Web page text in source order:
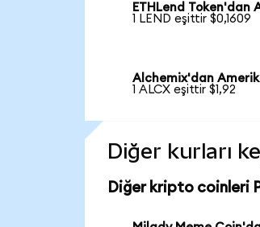
ETHLend Token'dan
1 LEND eşittir $0,1609
Alchemix'dan
1 ALCX eşittir $1,92
Diğer kurları
Diğer kripto coinleri